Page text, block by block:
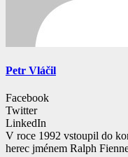
Petr Vláčil
Facebook
Twitter
LinkedIn
V roce 1992 vstoupil do
herec jménem Ralph